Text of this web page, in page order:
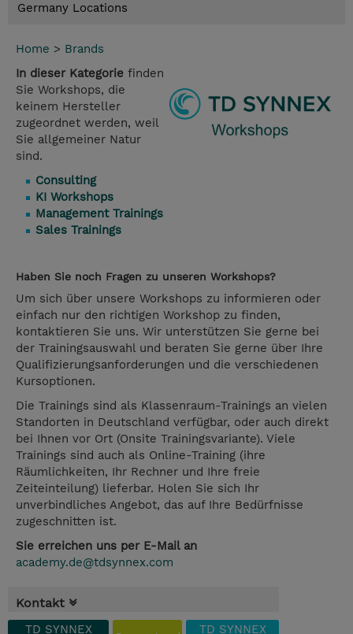
Germany Locations
Home > Brands
In dieser Kategorie finden
Sie Workshops, die
keinem Hersteller
zugeordnet werden, weil
Sie allgemeiner Natur
sind.
Consulting
KI Workshops
Management Trainings
Sales Trainings
Haben Sie noch Fragen zu unseren Workshops?
Um sich über unsere Workshops zu informieren oder
einfach nur den richtigen Workshop zu finden,
kontaktieren Sie uns. Wir unterstützen Sie gerne bei
der Trainingsauswahl und beraten Sie gerne über Ihre
Qualifizierungsanforderungen und die verschiedenen
Kursoptionen.
Die Trainings sind als Klassenraum-Trainings an vielen
Standorten in Deutschland verfügbar, oder auch direkt
bei Ihnen vor Ort (Onsite Trainingsvariante). Viele
Trainings sind auch als Online-Training (ihre
Räumlichkeiten, Ihr Rechner und Ihre freie
Zeiteinteilung) lieferbar. Holen Sie sich Ihr
unverbindliches Angebot, das auf Ihre Bedürfnisse
zugeschnitten ist.
Sie erreichen uns per E-Mail an
academy.de@tdsynnex.com
Kontakt
TD SYNNEX
TD SYNNEX